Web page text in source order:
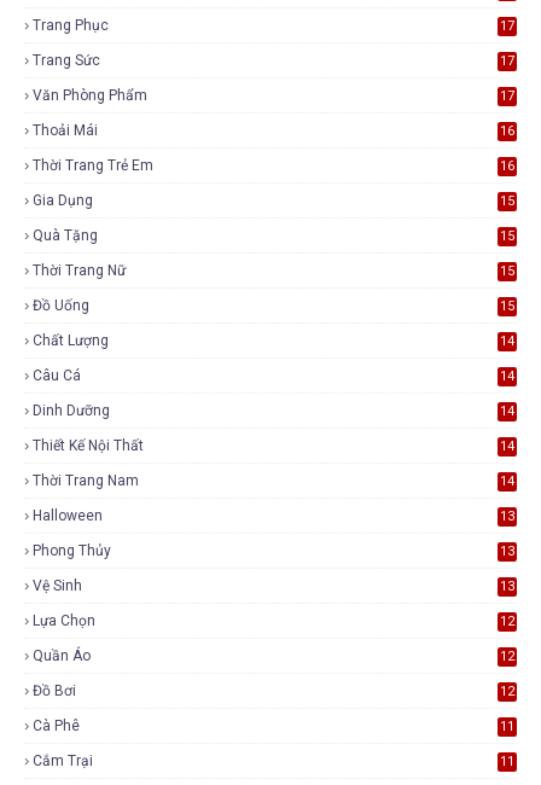
Trang Phục 17
Trang Sức 17
Văn Phòng Phẩm 17
Thoải Mái 16
Thời Trang Trẻ Em 16
Gia Dụng 15
Quà Tặng 15
Thời Trang Nữ 15
Đồ Uống 15
Chất Lượng 14
Câu Cá 14
Dinh Dưỡng 14
Thiết Kế Nội Thất 14
Thời Trang Nam 14
Halloween 13
Phong Thủy 13
Vệ Sinh 13
Lựa Chọn 12
Quần Áo 12
Đồ Bơi 12
Cà Phê 11
Cắm Trại 11